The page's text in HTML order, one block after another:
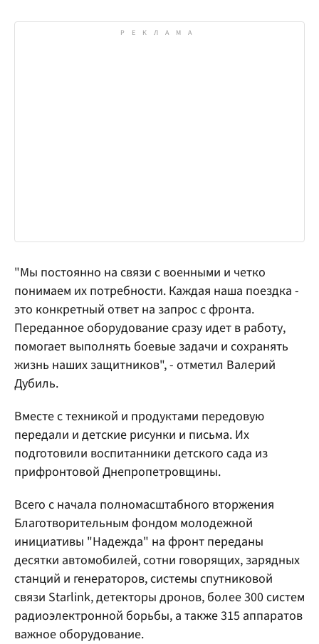
"Мы постоянно на связи с военными и четко
понимаем их потребности. Каждая наша поездка -
это конкретный ответ на запрос с фронта.
Переданное оборудование сразу идет в работу,
помогает выполнять боевые задачи и сохранять
жизнь наших защитников", - отметил Валерий
Дубиль.
Вместе с техникой и продуктами передовую
передали и детские рисунки и письма. Их
подготовили воспитанники детского сада из
прифронтовой Днепропетровщины.
Всего с начала полномасштабного вторжения
Благотворительным фондом молодежной
инициативы "Надежда" на фронт переданы
десятки автомобилей, сотни говорящих, зарядных
станций и генераторов, системы спутниковой
связи Starlink, детекторы дронов, более 300 систем
радиоэлектронной борьбы, а также 315 аппаратов
важное оборудование.